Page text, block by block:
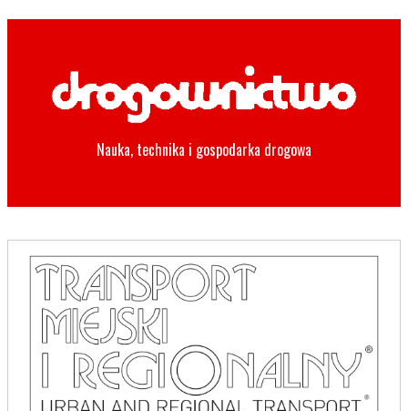
Nauka, technika i gospodarka drogowa